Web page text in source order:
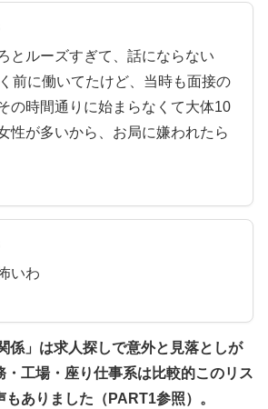
とルーズすぎて、話にならない
前に働いてたけど、当時も面接の
の時間通りに始まらなくて大体10
性が多いから、お局に嫌われたら
いわ
係」は求人探しで意外と見落としが
・工場・座り仕事系は比較的このリス
ありました（PART1参照）。